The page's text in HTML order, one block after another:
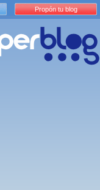
Propón tu blog